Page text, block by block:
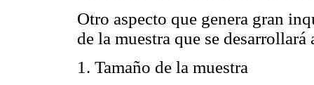
Otro aspecto que genera gran
de la muestra que se
1. Tamaño de la muestra